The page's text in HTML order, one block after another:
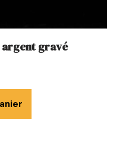
argent gravé